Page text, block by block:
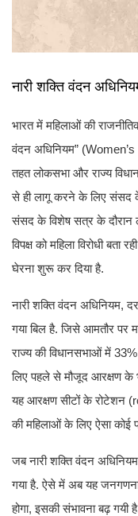
नारी शक्ति वंदन
भारत में महिलाओं की
वंदन अधिनियम”
तहत लोकसभा और राज्य
से ही लागू करने के लिए संसद
संसद के विशेष सत्र के दौरान
विपक्ष को महिला विरोधी बता
घेरना शुरू कर दिया है.
नारी शक्ति वंदन अधिनियम,
गया बिल है. जिसे आमतौर पर
राज्य की विधानसभाओं में
लिए पहले से मौजूद आरक्षण के
यह आरक्षण सीटों के रोटेशन
की महिलाओं के लिए ऐसा कोई
जब नारी शक्ति वंदन
गया है. ऐसे में अब यह
होगा, इसकी संभावना बढ़